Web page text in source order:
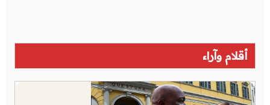
أقلام وآراء